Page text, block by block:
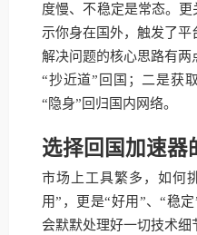
度慢、不稳定是常态。
示你身在国外，触发了平
解决问题的核心思路有
“抄近道”回国；二是获
“隐身”回归国内网络。
选择回国加速器
市场上工具繁多，如何
用”，更是“好用”、“稳
会默默处理好一切技术